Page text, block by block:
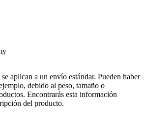
aplican a un envío estándar. Pueden haber
debido al peso, tamaño o
Encontrarás esta información
del producto.